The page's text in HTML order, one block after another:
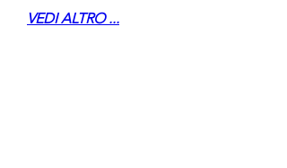
VEDI ALTRO ...